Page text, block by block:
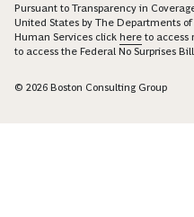
Pursuant to Transparency in
United States by The Departments
Human Services click here to access
to access the Federal No Surprises
© 2026 Boston Consulting Group